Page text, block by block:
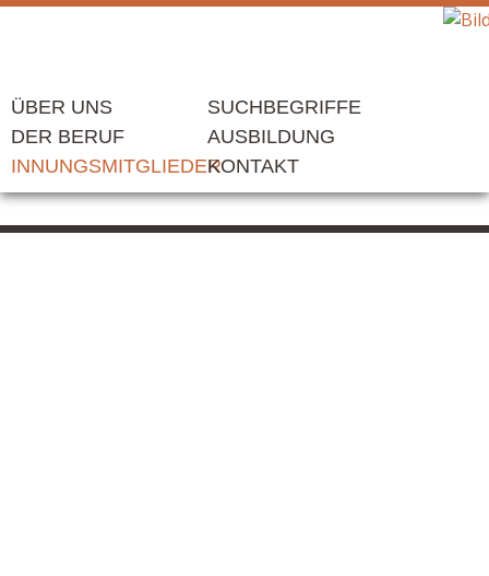
ÜBER UNS
DER BERUF
INNUNGSMITGLIEDER
SUCHBEGRIFFE
AUSBILDUNG
KONTAKT